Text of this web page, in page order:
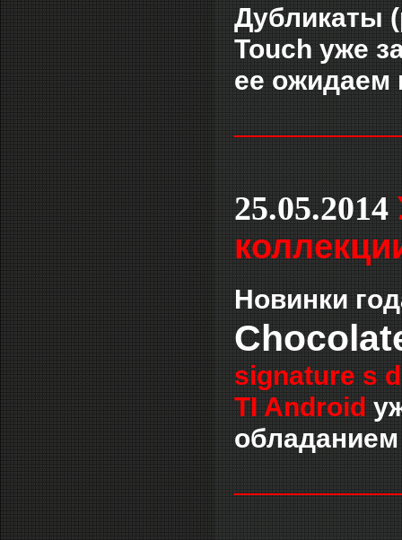
Дубликаты
Touch уже
ее ожидаем
25.05.2014
Новинки
signature s
TI Android